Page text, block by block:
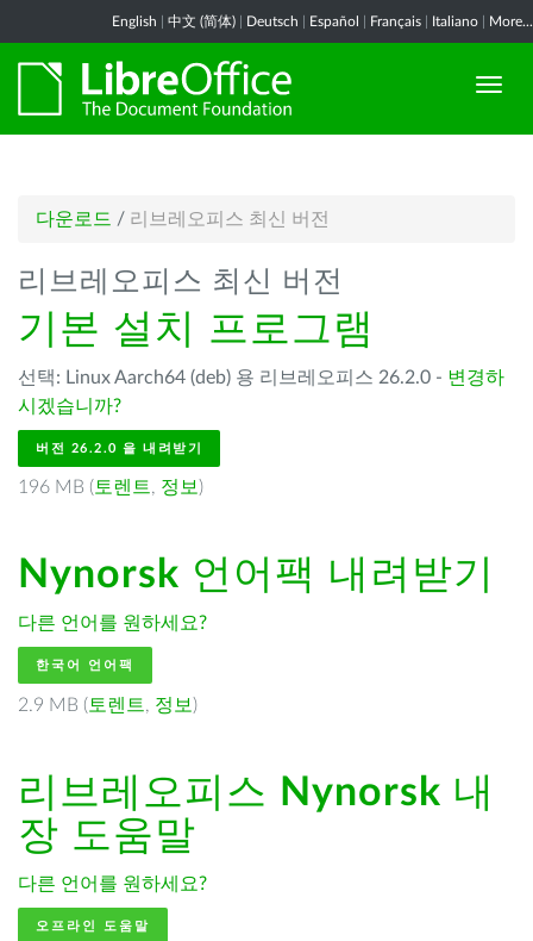
English 中文 (简体) Deutsch Español Français Italiano More...
다운로드 / 리브레오피스 최신 버전
리브레오피스 최신 버전
기본 설치 프로그램
선택: Linux Aarch64 (deb) 용 리브레오피스 26.2.0 - 변경하
시겠습니까?
버전 26.2.0 을 내려받기
196 MB ( 토렌트, 정보 )
Nynorsk 언어팩 내려받기
다른 언어를 원하세요?
한국어 언어팩
2.9 MB ( 토렌트, 정보 )
리브레오피스 Nynorsk 내
장 도움말
다른 언어를 원하세요?
오프라인 도움말